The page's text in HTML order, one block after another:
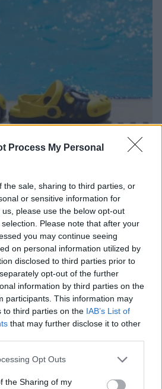
Process My Personal
the sale, sharing to third parties, or
or sensitive information for
please use the below opt-out
Please note that after your
you may continue seeing
on personal information utilized by
disclosed to third parties prior to
opt-out of the further
information by third parties on the
participants. This information may
to third parties on the IAB’s List of
that may further disclose it to other
app uses one or more Google
usage behaviour. You may click to
Opt Outs
the Sharing of my
Πνίγηκε 4χρονος σε πισίνα
μπάρμαν για να τον σώσει